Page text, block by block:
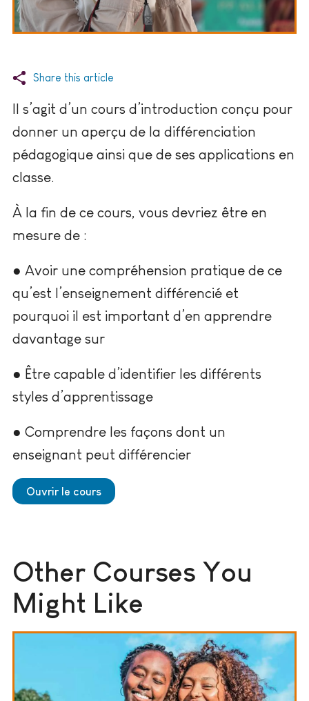
Share this article
Il s’agit d’un cours d’introduction conçu pour
donner un aperçu de la différenciation
pédagogique ainsi que de ses applications en
classe.
À la fin de ce cours, vous devriez être en
mesure de :
● Avoir une compréhension pratique de ce
qu’est l’enseignement différencié et
pourquoi il est important d’en apprendre
davantage sur
● Être capable d’identifier les différents
styles d’apprentissage
● Comprendre les façons dont un
enseignant peut différencier
Ouvrir le cours
Other Courses You
Might Like